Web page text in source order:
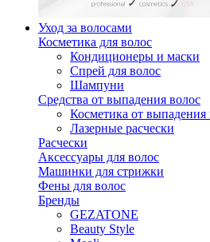
Уход за волосами
Косметика для волос
Кондиционеры и маски
Спрей для волос
Шампуни
Средства от выпадения волос
Косметика от выпадения
Лазерные расчески
Расчески
Аксессуары для волос
Машинки для стрижки
Фены для волос
Бренды
GEZATONE
Beauty Style